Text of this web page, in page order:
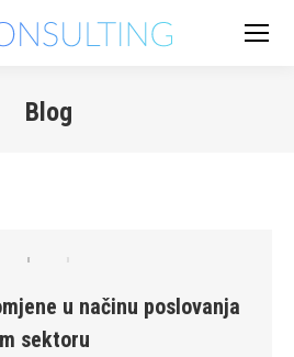
Blog
u načinu poslovanja
sektoru